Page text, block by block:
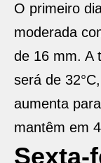
O primeiro
moderada
de 16 mm. A
será de
aumenta
mantêm em
Sexta-